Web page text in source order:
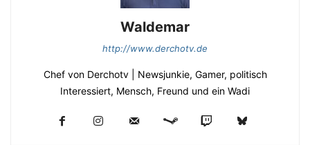
Waldemar
http://www.derchotv.de
Chef von Derchotv | Newsjunkie, Gamer, politisch
Interessiert, Mensch, Freund und ein Wadi